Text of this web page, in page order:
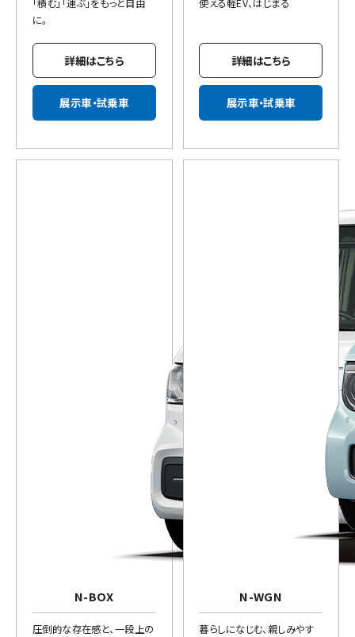
「積む」「運ぶ」をもっと自由
に。
詳細はこちら
展示車・試乗車
使える軽EV、はじまる
詳細はこちら
展示車・試乗車
N-BOX
圧倒的な存在感と、一段上の
N-WGN
暮らしになじむ、親しみやす